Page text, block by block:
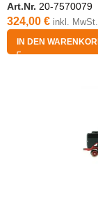
Art.Nr. 20-7570079
324,00 € inkl. MwSt.
IN DEN